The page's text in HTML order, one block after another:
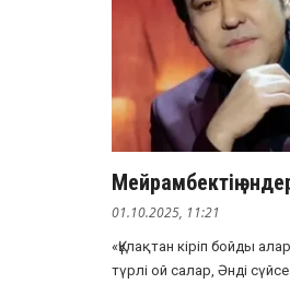
Мейрамбектің
01.10.2025, 11:21
«Құлақтан кіріп бойды
түрлі ой салар, Әнді